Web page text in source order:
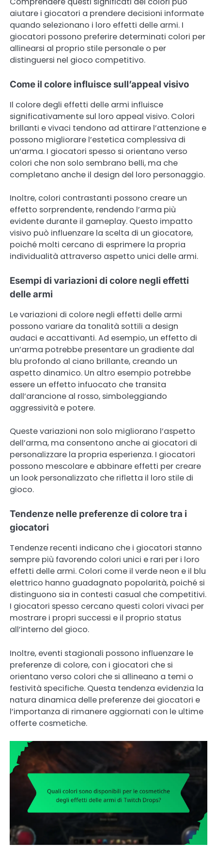
aiutare i giocatori a prendere decisioni informate
quando selezionano i loro effetti delle armi. I
giocatori possono preferire determinati colori per
allinearsi al proprio stile personale o per
distinguersi nel gioco competitivo.
Come il colore influisce sull’appeal visivo
Il colore degli effetti delle armi influisce
significativamente sul loro appeal visivo. Colori
brillanti e vivaci tendono ad attirare l’attenzione e
possono migliorare l’estetica complessiva di
un’arma. I giocatori spesso si orientano verso
colori che non solo sembrano belli, ma che
completano anche il design del loro personaggio.
Inoltre, colori contrastanti possono creare un
effetto sorprendente, rendendo l’arma più
evidente durante il gameplay. Questo impatto
visivo può influenzare la scelta di un giocatore,
poiché molti cercano di esprimere la propria
individualità attraverso aspetto unici delle armi.
Esempi di variazioni di colore negli effetti
delle armi
Le variazioni di colore negli effetti delle armi
possono variare da tonalità sottili a design
audaci e accattivanti. Ad esempio, un effetto di
un’arma potrebbe presentare un gradiente dal
blu profondo al ciano brillante, creando un
aspetto dinamico. Un altro esempio potrebbe
essere un effetto infuocato che transita
dall’arancione al rosso, simboleggiando
aggressività e potere.
Queste variazioni non solo migliorano l’aspetto
dell’arma, ma consentono anche ai giocatori di
personalizzare la propria esperienza. I giocatori
possono mescolare e abbinare effetti per creare
un look personalizzato che rifletta il loro stile di
gioco.
Tendenze nelle preferenze di colore tra i
giocatori
Tendenze recenti indicano che i giocatori stanno
sempre più favorendo colori unici e rari per i loro
effetti delle armi. Colori come il verde neon e il blu
elettrico hanno guadagnato popolarità, poiché si
distinguono sia in contesti casual che competitivi.
I giocatori spesso cercano questi colori vivaci per
mostrare i propri successi e il proprio status
all’interno del gioco.
Inoltre, eventi stagionali possono influenzare le
preferenze di colore, con i giocatori che si
orientano verso colori che si allineano a temi o
festività specifiche. Questa tendenza evidenzia la
natura dinamica delle preferenze dei giocatori e
l’importanza di rimanere aggiornati con le ultime
offerte cosmetiche.